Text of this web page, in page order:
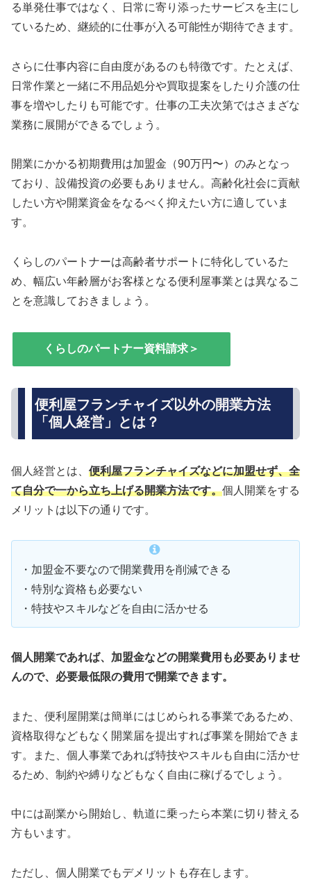
る単発仕事ではなく、日常に寄り添ったサービスを主にし
ているため、継続的に仕事が入る可能性が期待できます。
さらに仕事内容に自由度があるのも特徴です。たとえば、
日常作業と一緒に不用品処分や買取提案をしたり介護の仕
事を増やしたりも可能です。仕事の工夫次第ではさまざな
業務に展開ができるでしょう。
開業にかかる初期費用は加盟金（90万円〜）のみとなっ
ており、設備投資の必要もありません。高齢化社会に貢献
したい方や開業資金をなるべく抑えたい方に適していま
す。
くらしのパートナーは高齢者サポートに特化しているた
め、幅広い年齢層がお客様となる便利屋事業とは異なるこ
とを意識しておきましょう。
くらしのパートナー資料請求＞
便利屋フランチャイズ以外の開業方法
「個人経営」とは？
個人経営とは、 便利屋フランチャイズなどに加盟せず、全
て自分で一から立ち上げる開業方法です。個人開業をする
メリットは以下の通りです。
・加盟金不要なので開業費用を削減できる
・特別な資格も必要ない
・特技やスキルなどを自由に活かせる
個人開業であれば、加盟金などの開業費用も必要ありませ
んので、必要最低限の費用で開業できます。
また、便利屋開業は簡単にはじめられる事業であるため、
資格取得などもなく開業届を提出すれば事業を開始できま
す。また、個人事業であれば特技やスキルも自由に活かせ
るため、制約や縛りなどもなく自由に稼げるでしょう。
中には副業から開始し、軌道に乗ったら本業に切り替える
方もいます。
ただし、個人開業でもデメリットも存在します。